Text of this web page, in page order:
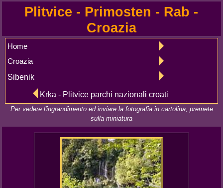
Plitvice - Primosten - Rab -
Croazia
Home
Croazia
Sibenik
Krka - Plitvice parchi nazionali croati
Per vedere l'ingrandimento ed inviare la fotografia in cartolina, premete
sulla miniatura